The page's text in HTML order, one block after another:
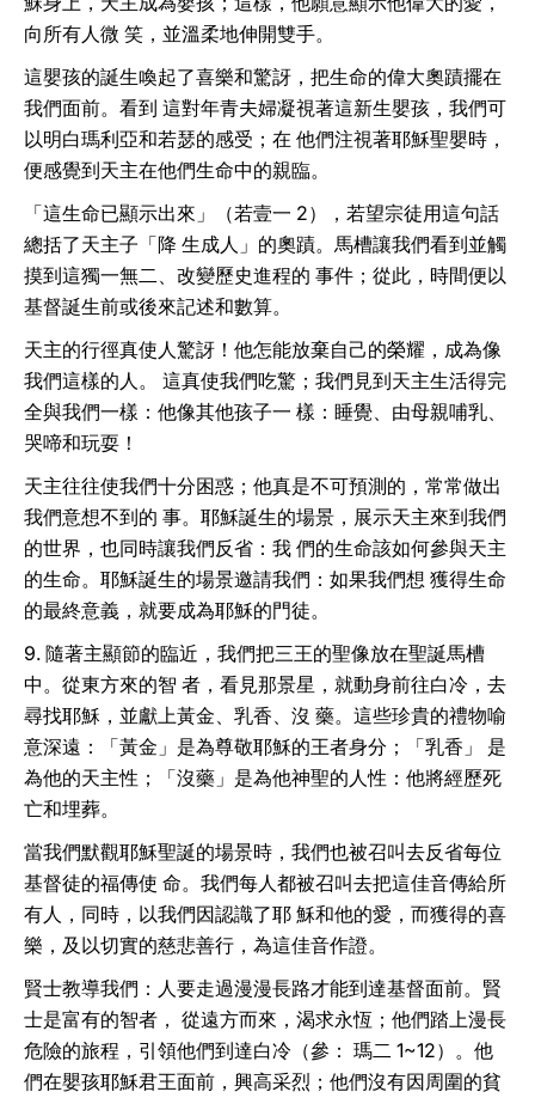
向所有人微 笑，並溫柔地伸開雙手。
這嬰孩的誕生喚起了喜樂和驚訝，把生命的偉大奧蹟擺在
我們面前。看到 這對年青夫婦凝視著這新生嬰孩，我們可
以明白瑪利亞和若瑟的感受；在 他們注視著耶穌聖嬰時，
便感覺到天主在他們生命中的親臨。
「這生命已顯示出來」（若壹一 2），若望宗徒用這句話
總括了天主子「降 生成人」的奧蹟。馬槽讓我們看到並觸
摸到這獨一無二、改變歷史進程的 事件；從此，時間便以
基督誕生前或後來記述和數算。
天主的行徑真使人驚訝！他怎能放棄自己的榮耀，成為像
我們這樣的人。 這真使我們吃驚；我們見到天主生活得完
全與我們一樣：他像其他孩子一 樣：睡覺、由母親哺乳、
哭啼和玩耍！
天主往往使我們十分困惑；他真是不可預測的，常常做出
我們意想不到的 事。耶穌誕生的場景，展示天主來到我們
的世界，也同時讓我們反省：我 們的生命該如何參與天主
的生命。耶穌誕生的場景邀請我們：如果我們想 獲得生命
的最終意義，就要成為耶穌的門徒。
9. 隨著主顯節的臨近，我們把三王的聖像放在聖誕馬槽
中。從東方來的智 者，看見那景星，就動身前往白冷，去
尋找耶穌，並獻上黃金、乳香、沒 藥。這些珍貴的禮物喻
意深遠：「黃金」是為尊敬耶穌的王者身分；「乳香」 是
為他的天主性；「沒藥」是為他神聖的人性：他將經歷死
亡和埋葬。
當我們默觀耶穌聖誕的場景時，我們也被召叫去反省每位
基督徒的福傳使 命。我們每人都被召叫去把這佳音傳給所
有人，同時，以我們因認識了耶 穌和他的愛，而獲得的喜
樂，及以切實的慈悲善行，為這佳音作證。
賢士教導我們：人要走過漫漫長路才能到達基督面前。賢
士是富有的智者， 從遠方而來，渴求永恆；他們踏上漫長
危險的旅程，引領他們到達白冷（參： 瑪二 1~12）。他
們在嬰孩耶穌君王面前，興高采烈；他們沒有因周圍的貧